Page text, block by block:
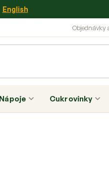
English
Nápoje Cukrovinky